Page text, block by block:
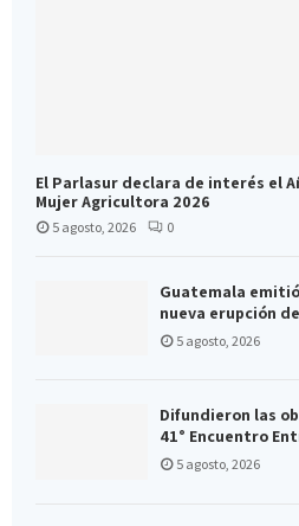
El Parlasur declara de interés el
Mujer Agricultora 2026
5 agosto, 2026 0
Guatemala
nueva erupción
5 agosto, 2026
Difundieron las
41° Encuentro
5 agosto, 2026